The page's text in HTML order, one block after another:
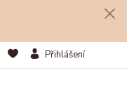
Přihlášení